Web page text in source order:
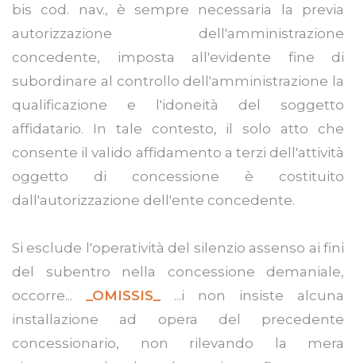
bis cod. nav., è sempre necessaria la previa
autorizzazione dell'amministrazione
concedente, imposta all'evidente fine di
subordinare al controllo dell'amministrazione la
qualificazione e l'idoneità del soggetto
affidatario. In tale contesto, il solo atto che
consente il valido affidamento a terzi dell'attività
oggetto di concessione è costituito
dall'autorizzazione dell'ente concedente.
Si esclude l'operatività del silenzio assenso ai fini
del subentro nella concessione demaniale,
occorre...
_OMISSIS_
...i non insiste alcuna
installazione ad opera del precedente
concessionario, non rilevando la mera